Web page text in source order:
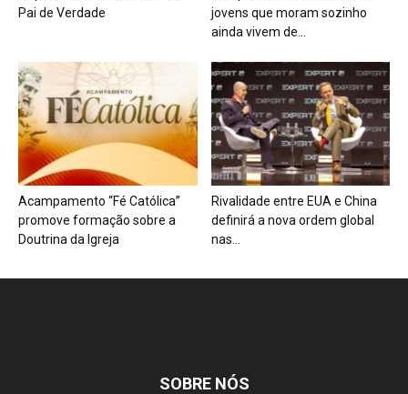
Pai de Verdade
jovens que moram sozinho
ainda vivem de...
Acampamento “Fé Católica”
promove formação sobre a
Doutrina da Igreja
Rivalidade entre EUA e China
definirá a nova ordem global
nas...
SOBRE NÓS